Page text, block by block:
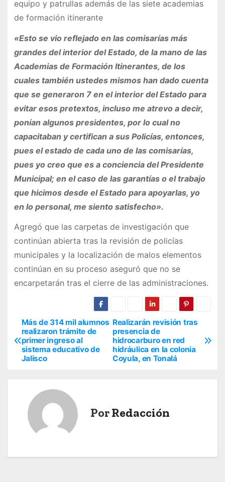
equipo y patrullas además de las siete academias
de formación itinerante
«Esto se vio reflejado en las comisarías más
grandes del interior del Estado, de la mano de las
Academias de Formación Itinerantes, de los
cuales también ustedes mismos han dado cuenta
que se generaron 7 en el interior del Estado para
evitar esos pretextos, incluso me atrevo a decir,
ponían algunos presidentes, por lo cual no
capacitaban y certifican a sus Policías, entonces,
pues el estado de cada uno de las comisarías,
pues yo creo que es a conciencia del Presidente
Municipal; en el caso de las garantías o el trabajo
que hicimos desde el Estado para apoyarlas, yo
en lo personal, me siento satisfecho».
Agregó que las carpetas de investigación que
continúan abierta tras la revisión de policías
municipales y la localización de malos elementos
continúan en su proceso aseguró que no se
encarpetarán tras el cierre de las administraciones.
N
a
v
Realizarán revisión tras
presencia de
hidrocarburo en red
hidráulica en la colonia
Coyula, en Tonalá
Más de 314 mil alumnos
realizaron trámite de
primer ingreso al
sistema educativo de
Jalisco
PorRedacción